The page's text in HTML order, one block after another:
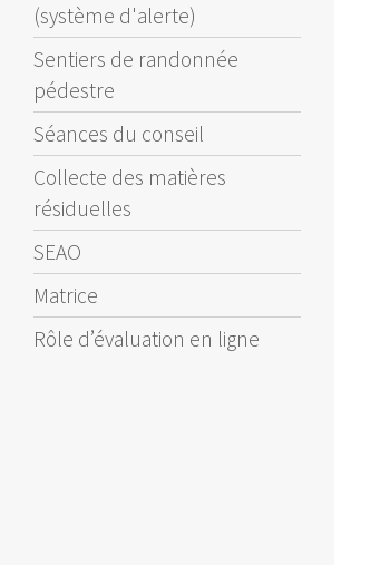
(système d'alerte)
Sentiers de randonnée
pédestre
Séances du conseil
Collecte des matières
résiduelles
SEAO
Matrice
Rôle d’évaluation en ligne